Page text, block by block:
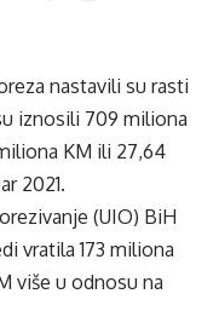
nastavili su rasti
iznosili 709 miliona
KM ili 27,64
2021.
(UIO) BiH
vratila 173 miliona
više u odnosu na